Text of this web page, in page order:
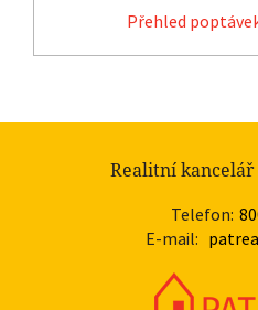
Přehled
Realitní kancelář
Telefon:
E-mail: